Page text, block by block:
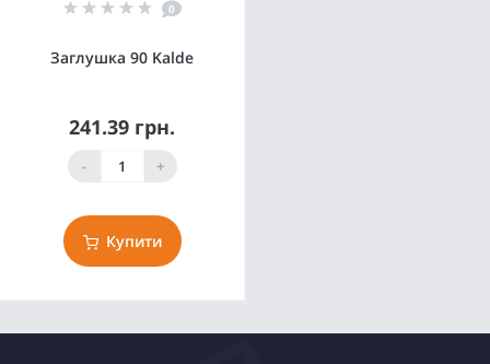
0
Заглушка 90 Kalde
241.39 грн.
- +
Купити